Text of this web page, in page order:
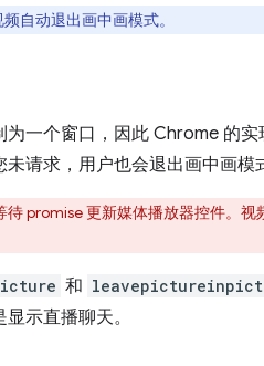
自动退出画中画模式。
一个窗口，因此 Chrome 的
请求，用户也会退出画中画模
待 promise 更新媒体播放器控件。
和
示直播聊天。